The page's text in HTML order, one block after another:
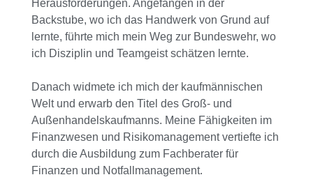
Herausforderungen. Angefangen in der
Backstube, wo ich das Handwerk von Grund auf
lernte, führte mich mein Weg zur Bundeswehr, wo
ich Disziplin und Teamgeist schätzen lernte.
Danach widmete ich mich der kaufmännischen
Welt und erwarb den Titel des Groß- und
Außenhandelskaufmanns. Meine Fähigkeiten im
Finanzwesen und Risikomanagement vertiefte ich
durch die Ausbildung zum Fachberater für
Finanzen und Notfallmanagement.